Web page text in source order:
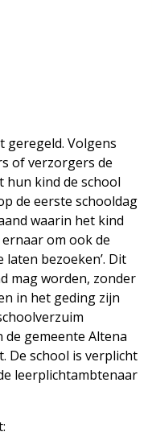
geregeld. Volgens
of verzorgers de
kind de school
de eerste schooldag
waarin het kind
om ook de
laten bezoeken’. Dit
mag worden, zonder
in het geding zijn
de gemeente Altena
De school is verplicht
leerplichtambtenaar